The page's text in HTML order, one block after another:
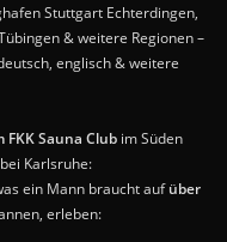
Stuttgart Echterdingen,
& weitere Regionen –
englisch & weitere
FKK Sauna Clubim Süden
Karlsruhe:
ein Mann braucht aufüber
erleben: